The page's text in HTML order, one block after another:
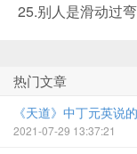
25.别人是滑动过
热门文章
《天道》中丁元英说
2021-07-29 13:37:21